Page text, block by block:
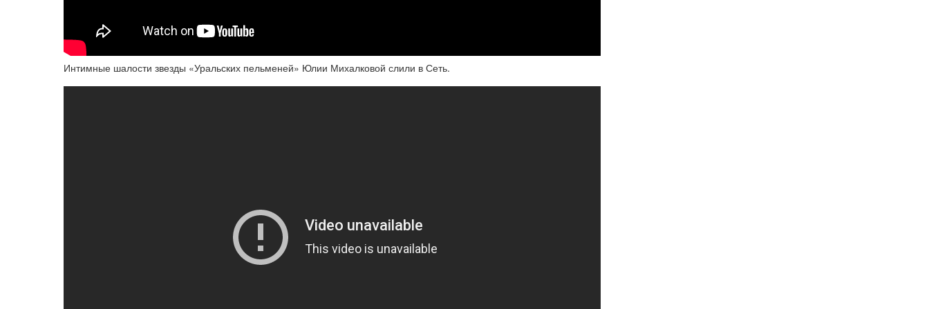
Интимные шалости звезды «Уральских пельменей» Юлии Михалковой слили в Сеть.